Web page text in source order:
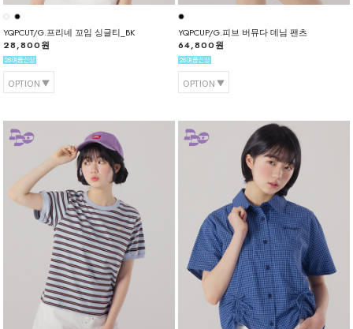
YQPCUT/G.프리네 꼬임 싱글티_BK
28,800원
OPTION
YQPCUP/G.피브 버뮤다 데님 팬츠
64,800원
OPTION